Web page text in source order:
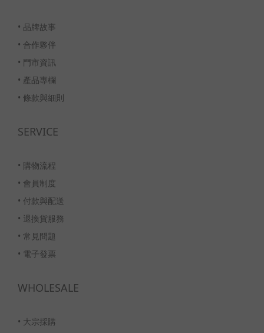
• 品牌故事
• 合作夥伴
• 門市資訊
• 產品專欄
• 條款與細則
SERVICE
• 購物流程
• 會員制度
• 付款與配送
• 退換貨服務
• 常見問題
• 電子發票
WHOLESALE
• 大宗採購